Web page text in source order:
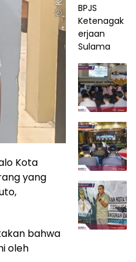
Kota
yang
bahwa
oleh